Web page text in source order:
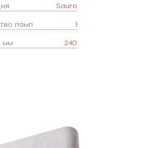
Sauro
ламп 1
мм 240